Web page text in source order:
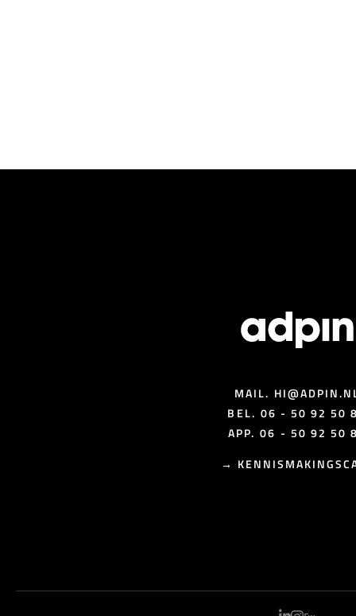
MAIL.
BEL. 06 - 50 92 50
APP. 06 - 50 92 50
→